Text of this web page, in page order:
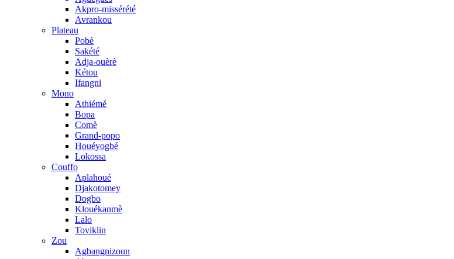
Akpro-missérété
Avrankou
Plateau
Pobè
Sakété
Adja-ouèrè
Kétou
Ifangni
Mono
Athiémé
Bopa
Comè
Grand-popo
Houéyogbé
Lokossa
Couffo
Aplahoué
Djakotomey
Dogbo
Klouékanmè
Lalo
Toviklin
Zou
Agbangnizoun